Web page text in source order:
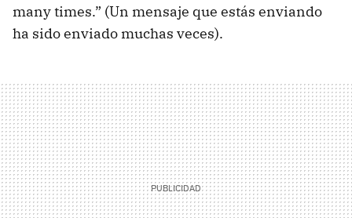
many times.” (Un mensaje que estás enviando
ha sido enviado muchas veces).